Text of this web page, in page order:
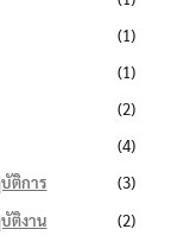
(1)
(1)
(2)
(4)
ติการ
(3)
ติงาน
(2)